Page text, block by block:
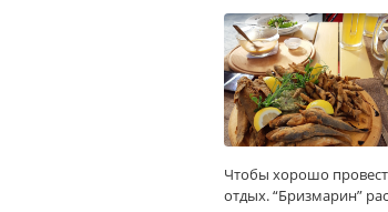
Чтобы хорошо
отдых. “Бризмарин”